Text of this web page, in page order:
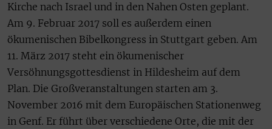
Kirche nach Israel und in den Nahen Osten geplant.
Am 9. Februar 2017 soll es außerdem einen
ökumenischen Bibelkongress in Stuttgart geben. Am
11. März 2017 steht ein ökumenischer
Versöhnungsgottesdienst in Hildesheim auf dem
Plan. Die Großveranstaltungen starten am 3.
November 2016 mit dem Europäischen Stationenweg
in Genf. Er führt über verschiedene Orte, die mit der